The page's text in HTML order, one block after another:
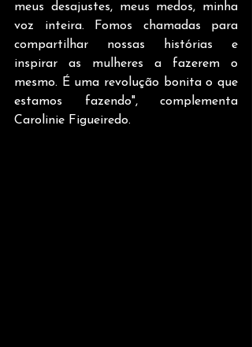
meus desajustes, meus medos, minha
voz inteira. Fomos chamadas para
compartilhar nossas histórias e
inspirar as mulheres a fazerem o
mesmo. É uma revolução bonita o que
estamos fazendo", complementa
Carolinie Figueiredo.